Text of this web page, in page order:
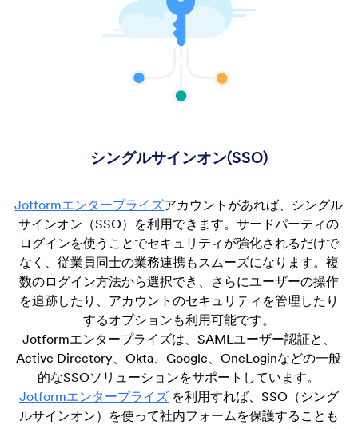
シングルサインオン(SSO)
Jotformエンタープライズアカウントがあれば、シングル
サインオン（SSO）を利用できます。サードパーティの
ログインを使うことでセキュリティが強化されるだけで
なく、従業員同士の業務連携もスムーズになります。複
数のログイン方法から選択でき、さらにユーザーの操作
を追跡したり、アカウントのセキュリティを管理したり
するオプションも利用可能です。
Jotformエンタープライズは、SAMLユーザー認証と、
Active Directory、Okta、Google、OneLoginなどの一般
的なSSOソリューションをサポートしています。
Jotformエンタープライズを利用すれば、SSO（シング
ルサインオン）を使って社内フォームを保護することも